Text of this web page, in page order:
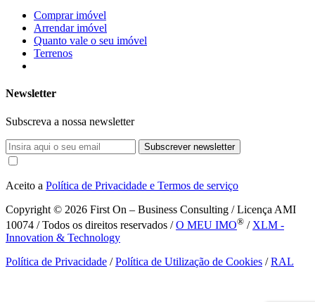
Comprar imóvel
Arrendar imóvel
Quanto vale o seu imóvel
Terrenos
Newsletter
Subscreva a nossa newsletter
Subscrever newsletter
Aceito a Política de Privacidade e Termos de serviço
Copyright © 2026 First On – Business Consulting / Licença AMI
10074 / Todos os direitos reservados /O MEU IMO® / XLM -
Innovation & Technology
Política de Privacidade /Política de Utilização de Cookies /RAL